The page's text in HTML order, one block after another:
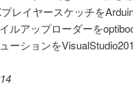
レイヤースケッチを
ルアップローダーを
ーションを